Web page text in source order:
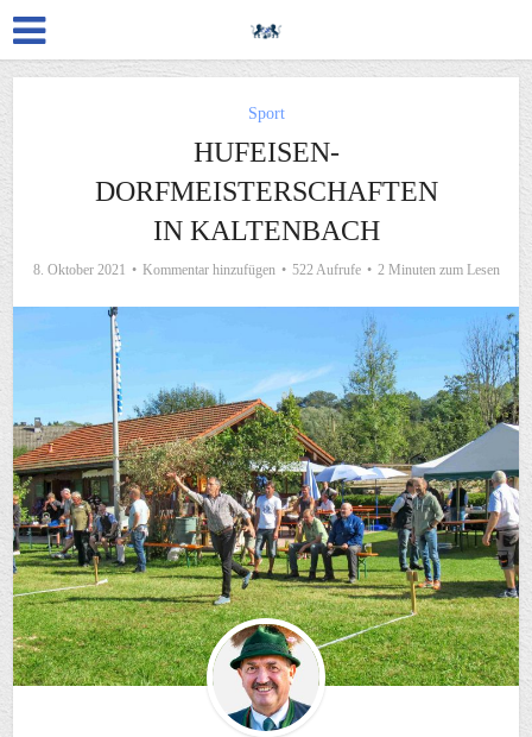
Sport
HUFEISEN-
DORFMEISTERSCHAFTEN
IN KALTENBACH
8. Oktober 2021 Kommentar hinzufügen 522 Aufrufe 2 Minuten zum Lesen